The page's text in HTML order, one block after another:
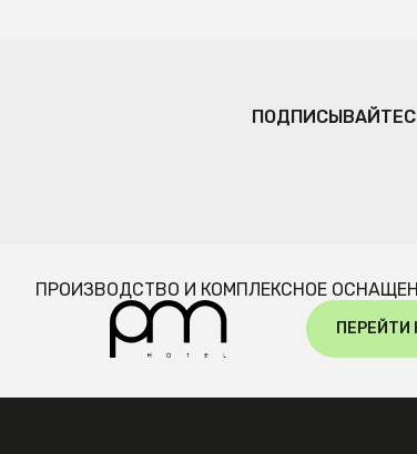
ПРОИЗВОДСТВО И КОМПЛЕКСНОЕ
ПЕРЕЙТИ